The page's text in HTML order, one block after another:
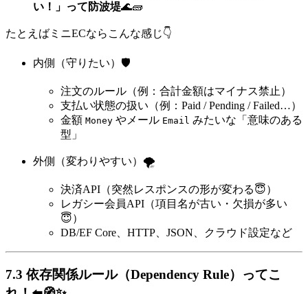
い！」って防波堤🌊🧱
たとえばミニECならこんな感じ👇
内側（守りたい）🛡️
注文のルール（例：合計金額はマイナス禁止）
支払い状態の扱い（例：Paid / Pending / Failed…）
金額 Money やメール Email みたいな「意味のある
型」
外側（変わりやすい）🌪️
決済API（突然レスポンスの形が変わる😇）
レガシー会員API（項目名が古い・欠損が多い
😇）
DB/EF Core、HTTP、JSON、クラウド設定など
7.3 依存関係ルール（Dependency Rule）ってこ